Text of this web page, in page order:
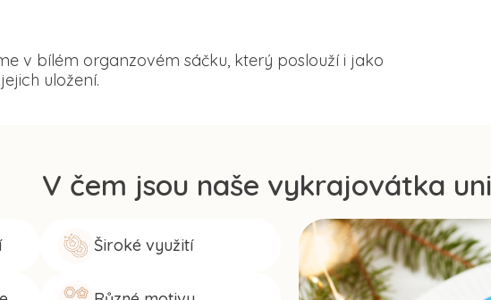
V čem jsou naše vykrajovátka
Široké využití
v bílém organzovém sáčku, který poslouží i jako
uložení.